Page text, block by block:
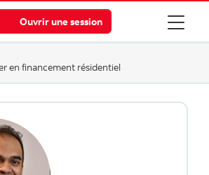
Ouvrir une session
en financement résidentiel